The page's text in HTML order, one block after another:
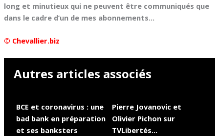
long et minutieux qui ne peuvent être communiqués que
dans le cadre d’un de mes abonnements…
© Chevallier.biz
Autres articles associés
BCE et coronavirus : une
bad bank en préparation
et ses banksters
Pierre Jovanovic et
Olivier Pichon sur
TVLibertés…